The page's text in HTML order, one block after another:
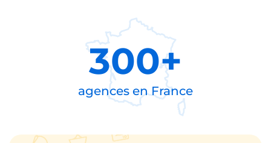
300+
agences enFrance